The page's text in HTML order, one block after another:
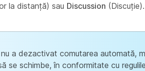
la distanță) sau Discussion
a dezactivat comutarea automată,
se schimbe, în conformitate cu